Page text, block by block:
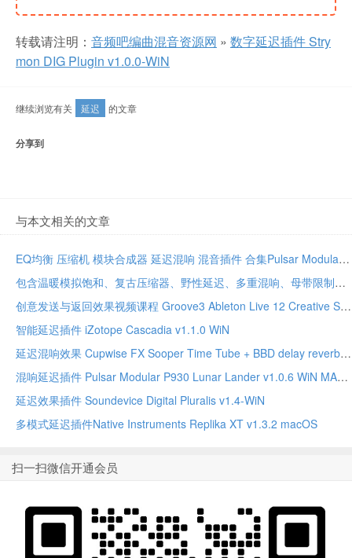
转载请注明： 音频吧编曲混音资源网 » 数字延迟插件 Stry
mon DIG Plugin v1.0.0-WiN
继续浏览有关 延迟 的文章
分享到
与本文相关的文章
EQ均衡 压缩机 模块合成器 延迟混响 混音插件 合集Pulsar Modular Everything Bundle 2026 MacOS
包含温暖模拟饱和、复古压缩器、野性延迟、多重混响、母带限制器等合集Safari Pedals Everything Bundle WiN MacOS 2025.12
创意发送与返回效果视频课程 Groove3 Ableton Live 12 Creative Sends & Returns
智能延迟插件 iZotope Cascadia v1.1.0 WiN
延迟混响效果 Cupwise FX Sooper Time Tube + BBD delay reverb Nebula Library
混响延迟插件 Pulsar Modular P930 Lunar Lander v1.0.6 WiN MAC
延迟效果插件 Soundevice Digital Pluralis v1.4-WiN
多模式延迟插件Native Instruments Replika XT v1.3.2 macOS
扫一扫微信开通会员